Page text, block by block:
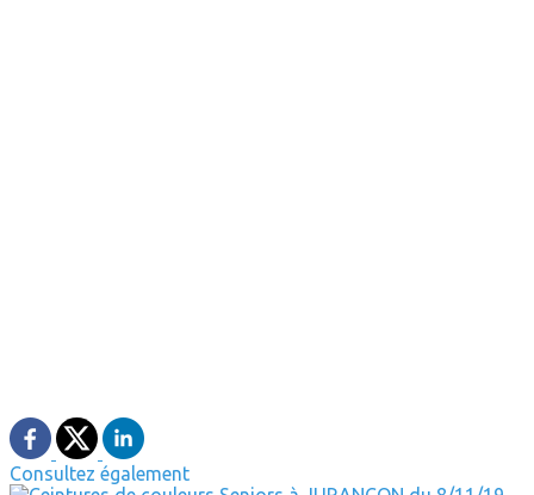
Consultez également